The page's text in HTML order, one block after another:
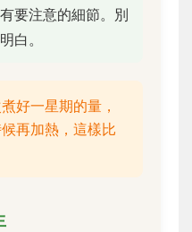
要注意的細節。別
白。
好一星期的量，
再加熱，這樣比